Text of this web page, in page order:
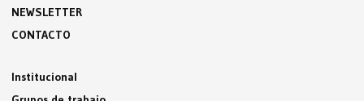
NEWSLETTER
CONTACTO
Institucional